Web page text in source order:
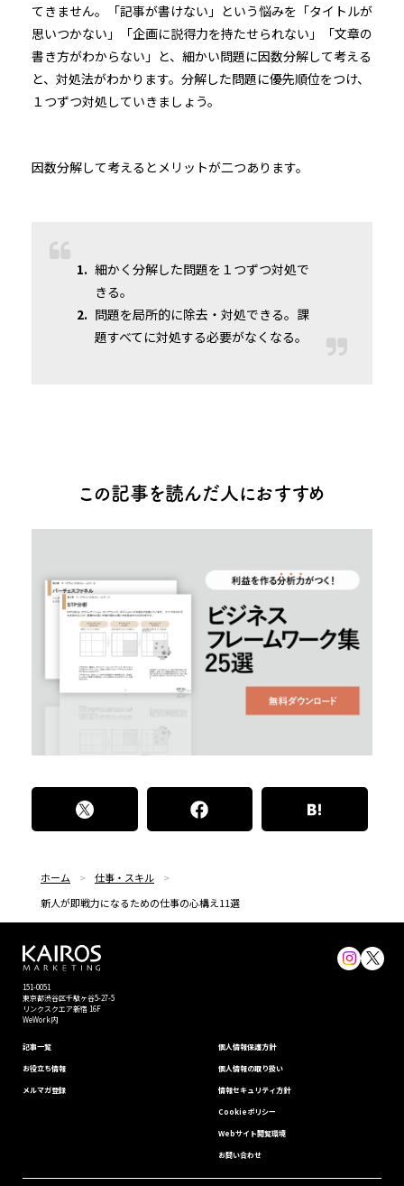
てきません。「記事が書けない」という悩みを「タイトルが
思いつかない」「企画に説得力を持たせられない」「文章の
書き方がわからない」と、細かい問題に因数分解して考える
と、対処法がわかります。分解した問題に優先順位をつけ、
１つずつ対処していきましょう。
因数分解して考えるとメリットが二つあります。
細かく分解した問題を１つずつ対処で
きる。
問題を局所的に除去・対処できる。課
題すべてに対処する必要がなくなる。
この記事を読んだ人におすすめ
ホーム
仕事・スキル
新人が即戦力になるための仕事の心構え11選
151-0051
東京都渋⾕区千駄ヶ谷5-27-5
リンクスクエア新宿 16F
WeWork内
記事一覧
お役立ち情報
メルマガ登録
個⼈情報保護⽅針
個人情報の取り扱い
情報セキュリティ⽅針
Cookieポリシー
Webサイト閲覧環境
お問い合わせ